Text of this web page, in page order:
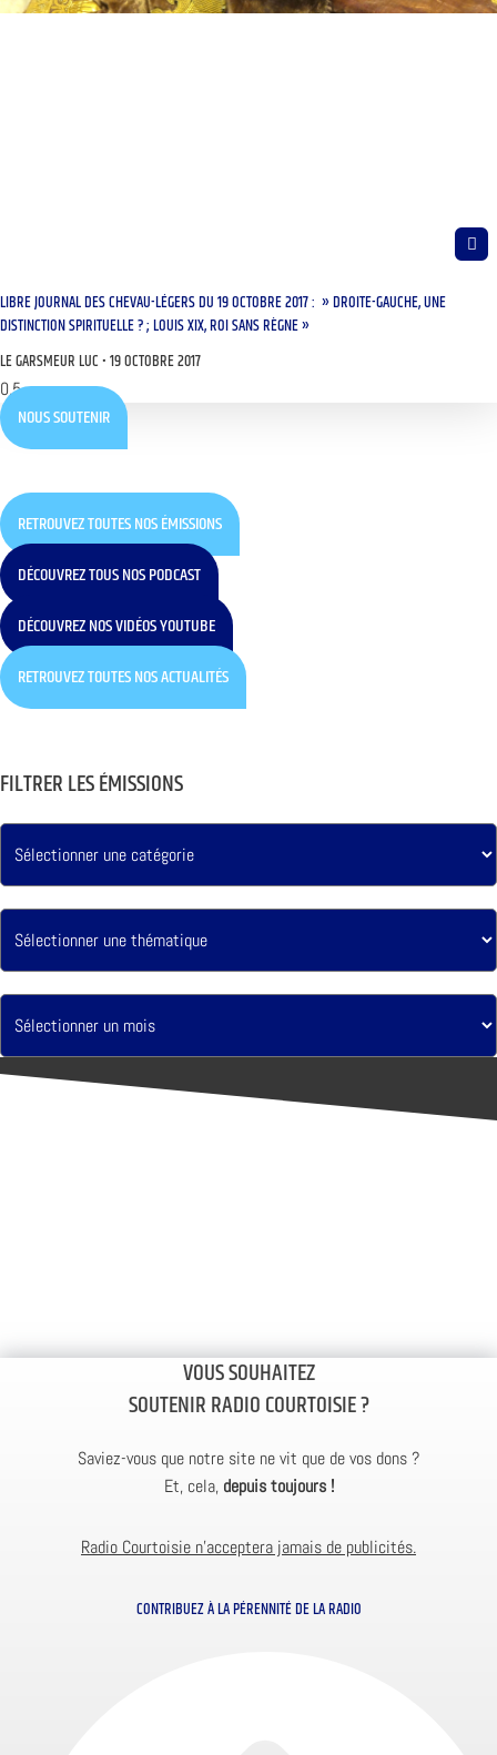
LIBRE JOURNAL DES CHEVAU-LÉGERS DU 19 OCTOBRE 2017 : » DROITE-GAUCHE, UNE
DISTINCTION SPIRITUELLE ? ; LOUIS XIX, ROI SANS RÈGNE »
LE GARSMEUR LUC 19 OCTOBRE 2017
NOUS SOUTENIR
RETROUVEZ TOUTES NOS ÉMISSIONS
DÉCOUVREZ TOUS NOS PODCAST
DÉCOUVREZ NOS VIDÉOS YOUTUBE
RETROUVEZ TOUTES NOS ACTUALITÉS
FILTRER LES ÉMISSIONS
VOUS SOUHAITEZ
SOUTENIR RADIO COURTOISIE ?
Saviez-vous que notre site ne vit que de vos dons ?
Et, cela, depuis toujours !
Radio Courtoisie n’acceptera jamais de publicités.
CONTRIBUEZ À LA PÉRENNITÉ DE LA RADIO